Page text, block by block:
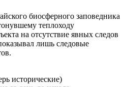
биосферного заповедника
теплоходу
на отсутствие явных следов
лишь следовые
исторические)